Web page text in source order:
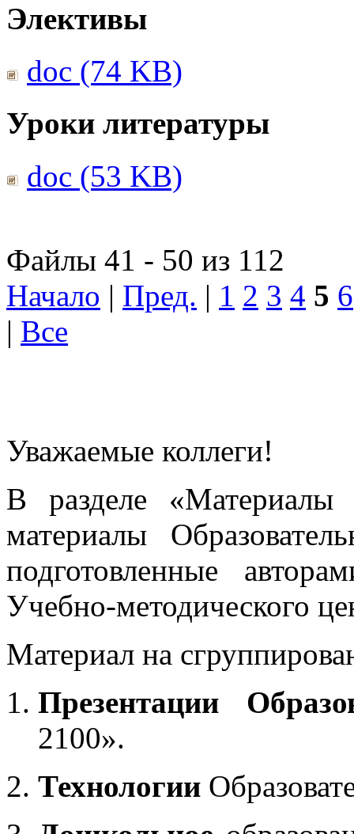
Элективы
doc (74 KB)
Уроки литературы
doc (53 KB)
Файлы 41 - 50 из 112
Начало | Пред. | 1 2 3 4 5 6
| Все
Уважаемые коллеги!
В разделе «Материалы
материалы
подготовленные
Учебно-методического
Материал на
Презентации
2100».
Технологии